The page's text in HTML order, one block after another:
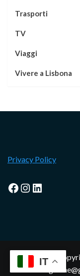
Trasporti
TV
Viaggi
Vivere a Lisbona
Privacy Policy
Facebook
Instagram
LinkedIn
IT